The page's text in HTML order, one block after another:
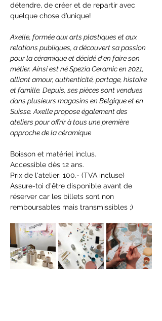
détendre, de créer et de repartir avec
quelque chose d’unique!
Axelle, formée aux arts plastiques et aux
relations publiques, a découvert sa passion
pour la céramique et décidé d'en faire son
métier. Ainsi est né Spezia Ceramic en 2021,
alliant amour, authenticité, partage, histoire
et famille. Depuis, ses pièces sont vendues
dans plusieurs magasins en Belgique et en
Suisse. Axelle propose également des
ateliers pour offrir à tous une première
approche de la céramique
Boisson et matériel inclus.
Accessible dès 12 ans.
Prix de l'atelier: 100.- (TVA incluse)
Assure-toi d'être disponible avant de
réserver car les billets sont non
remboursables mais transmissibles ;)